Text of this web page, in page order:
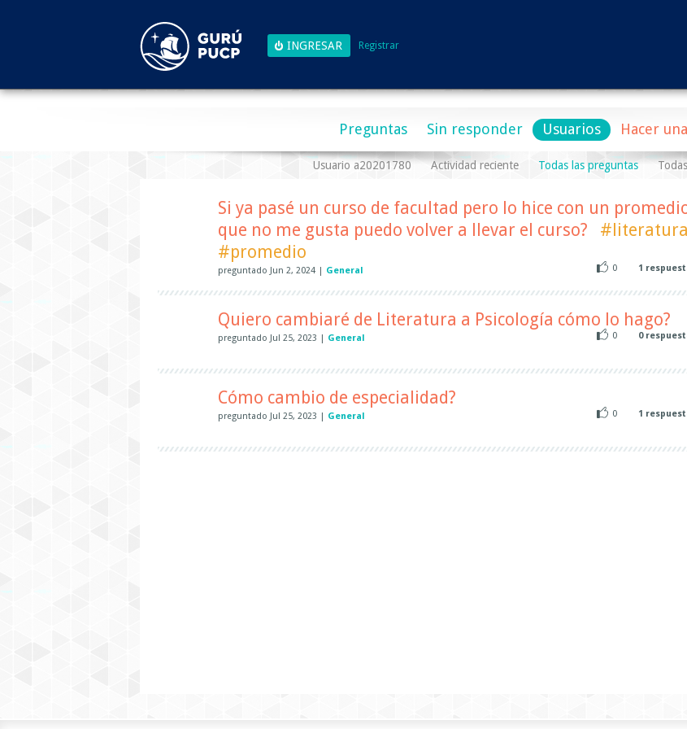
Registrar
Preguntas Sin responder Usuarios Hacer
Usuario a20201780 Actividad reciente Todas las preguntas
Si ya pasé un curso de facultad pero lo hice con un
que no me gusta puedo volver a llevar el curso?
#literatura
#promedio
preguntado Jun 2, 2024 General 0 1
Quiero cambiaré de Literatura a Psicología cómo lo hago?
preguntado Jul 25, 2023 General 0 0
Cómo cambio de especialidad?
preguntado Jul 25, 2023 General 0 1